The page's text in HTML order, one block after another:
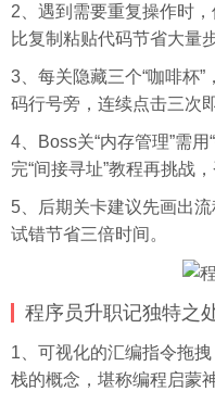
2、遇到需要重复操作时，
比复制粘贴代码节省大量
3、每关隐藏三个“咖啡杯
码行号旁，连续点击三次
4、Boss关“内存管理”需
完“间接寻址”教程再挑战
5、后期关卡建议先画出
试错节省三倍时间。
程序员升职记独特之
1、可视化的汇编指令拖
栈的概念，堪称编程启蒙